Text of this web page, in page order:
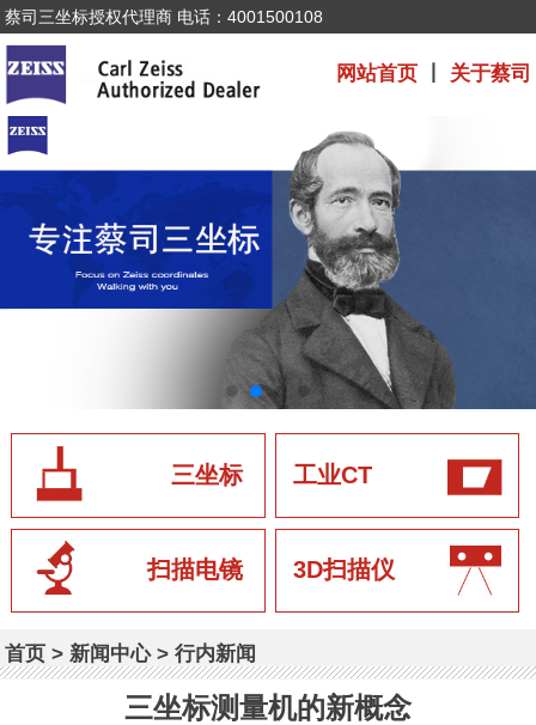
蔡司三坐标授权代理商 电话：4001500108
网站首页丨 关于蔡司
三坐标 工业CT
扫描电镜 3D扫描仪
首页 > 新闻中心>行内新闻
三坐标测量机的新概念